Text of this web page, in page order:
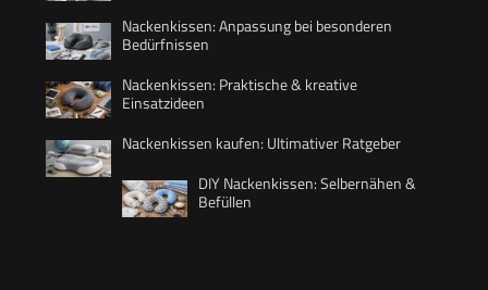
Nackenkissen: Anpassung bei besonderen
Bedürfnissen
Nackenkissen: Praktische & kreative
Einsatzideen
Nackenkissen kaufen: Ultimativer Ratgeber
DIY Nackenkissen: Selbernähen &
Befüllen